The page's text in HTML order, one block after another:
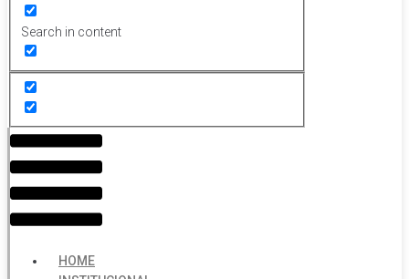
Search in content
Menu
HOME